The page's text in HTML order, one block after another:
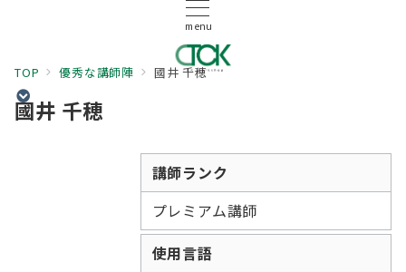
menu
TOP 優秀な講師陣 國井 千穂
國井 千穂
講師ランク
プレミアム講師
使用言語